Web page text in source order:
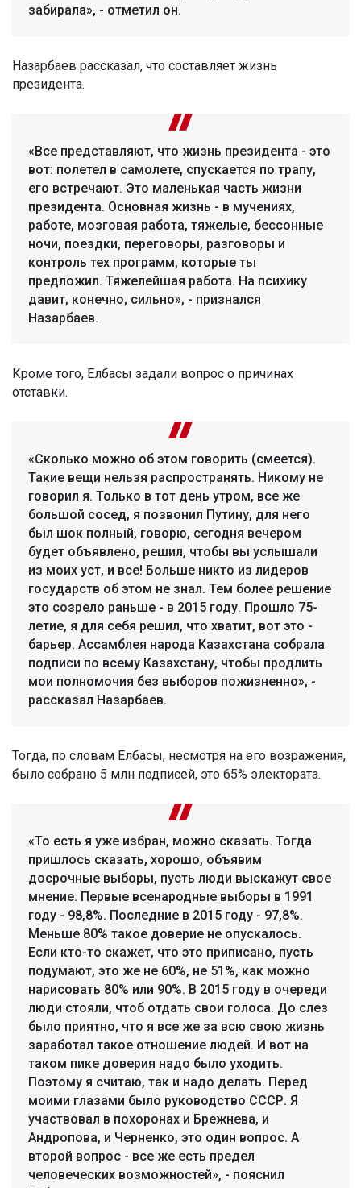
забирала», - отметил он.
Назарбаев рассказал, что составляет жизнь
президента.
«Все представляют, что жизнь президента - это
вот: полетел в самолете, спускается по трапу,
его встречают. Это маленькая часть жизни
президента. Основная жизнь - в мучениях,
работе, мозговая работа, тяжелые, бессонные
ночи, поездки, переговоры, разговоры и
контроль тех программ, которые ты
предложил. Тяжелейшая работа. На психику
давит, конечно, сильно», - признался
Назарбаев.
Кроме того, Елбасы задали вопрос о причинах
отставки.
«Сколько можно об этом говорить (смеется).
Такие вещи нельзя распространять. Никому не
говорил я. Только в тот день утром, все же
большой сосед, я позвонил Путину, для него
был шок полный, говорю, сегодня вечером
будет объявлено, решил, чтобы вы услышали
из моих уст, и все! Больше никто из лидеров
государств об этом не знал. Тем более решение
это созрело раньше - в 2015 году. Прошло 75-
летие, я для себя решил, что хватит, вот это -
барьер. Ассамблея народа Казахстана собрала
подписи по всему Казахстану, чтобы продлить
мои полномочия без выборов пожизненно», -
рассказал Назарбаев.
Тогда, по словам Елбасы, несмотря на его возражения,
было собрано 5 млн подписей, это 65% электората.
«То есть я уже избран, можно сказать. Тогда
пришлось сказать, хорошо, объявим
досрочные выборы, пусть люди выскажут свое
мнение. Первые всенародные выборы в 1991
году - 98,8%. Последние в 2015 году - 97,8%.
Меньше 80% такое доверие не опускалось.
Если кто-то скажет, что это приписано, пусть
подумают, это же не 60%, не 51%, как можно
нарисовать 80% или 90%. В 2015 году в очереди
люди стояли, чтоб отдать свои голоса. До слез
было приятно, что я все же за всю свою жизнь
заработал такое отношение людей. И вот на
таком пике доверия надо было уходить.
Поэтому я считаю, так и надо делать. Перед
моими глазами было руководство СССР. Я
участвовал в похоронах и Брежнева, и
Андропова, и Черненко, это один вопрос. А
второй вопрос - все же есть предел
человеческих возможностей», - пояснил